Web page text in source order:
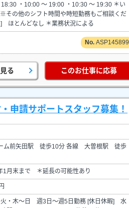
・10:00 ～ 19:00 ・10:30 ～ 19:30 ＊い
その他のシフト時間や時短勤務もご相談くだ
] ほとんどなし ＊業務状況による
ASP145899
る このお仕事に応募
申請サポートスタッフ募集！
ム前矢田駅 徒歩10分 各線 大曽根駅 徒歩
1月末まで ＊延長の可能性あり
・木～日 週3日～週5日勤務 [休日休暇] 水